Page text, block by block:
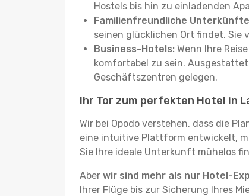
Hostels bis hin zu einladenden
Familienfreundliche
seinen glücklichen Ort findet. Sie
Business-Hotels: Wenn Ihre
komfortabel zu sein.
Geschäftszentren gelegen.
Ihr Tor zum perfekten Hotel in
Wir bei Opodo verstehen, dass die
eine intuitive Plattform entwickelt,
Sie Ihre ideale Unterkunft mühelos
Aber wir sind mehr als nur Hotel-
Ihrer Flüge bis zur Sicherung Ihres